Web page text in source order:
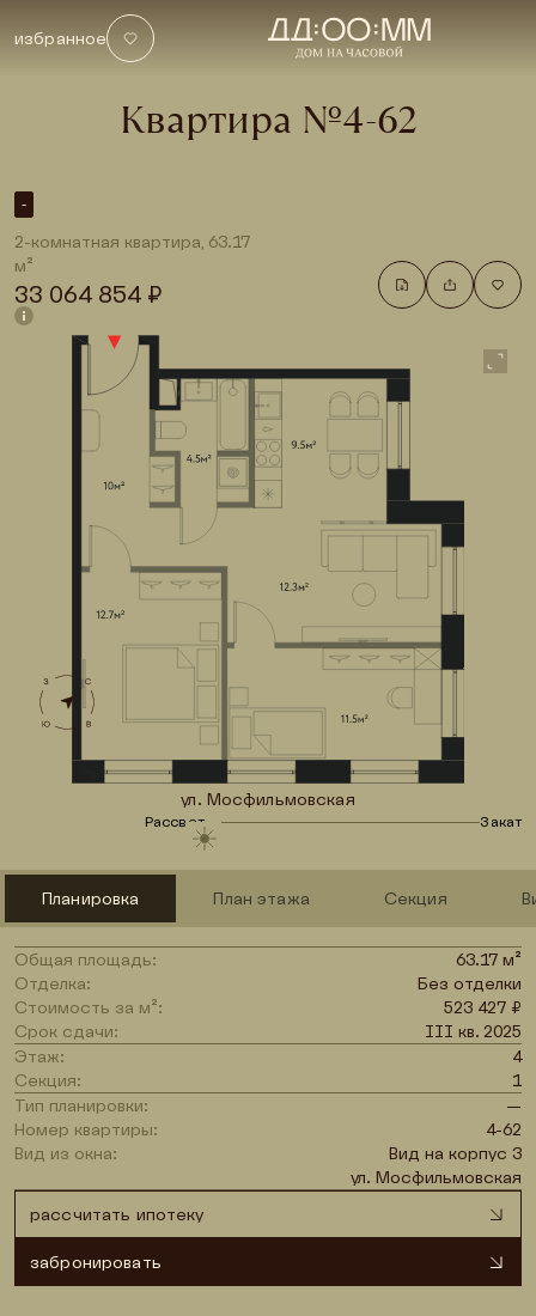
избранное
Рассвет Закат
Квартира №4-62
ул. Мосфильмовская
Планировка План этажа Секция
-
2-комнатная квартира, 63.17
м²
33 064 854 ₽
Общая площадь:
63.17 м²
Отделка:
Без отделки
Стоимость за м²:
523 427 ₽
Срок сдачи:
III кв. 2025
Этаж:
4
Секция:
1
Тип планировки:
—
Номер квартиры:
4-62
Вид из окна:
Вид на корпус 3
ул. Мосфильмовская
рассчитать ипотеку
забронировать